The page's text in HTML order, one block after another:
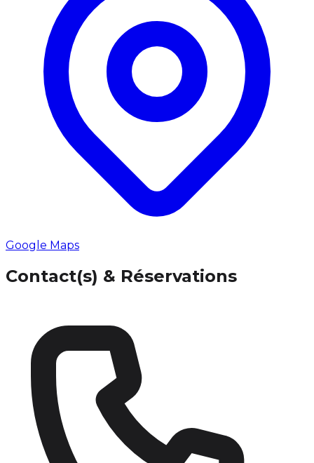
Google Maps
Contact(s) & Réservations